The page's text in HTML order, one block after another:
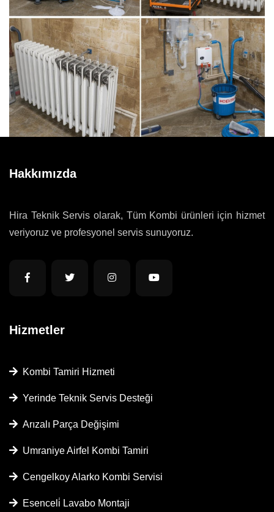
Hakkımızda
Hira Teknik Servis olarak, Tüm Kombi ürünleri için hizmet
veriyoruz ve profesyonel servis sunuyoruz.
Hizmetler
Kombi Tamiri Hizmeti
Yerinde Teknik Servis Desteği
Arızalı Parça Değişimi
Umraniye Airfel Kombi Tamiri
Cengelkoy Alarko Kombi Servisi
Esenceli̇ Lavabo Montaji